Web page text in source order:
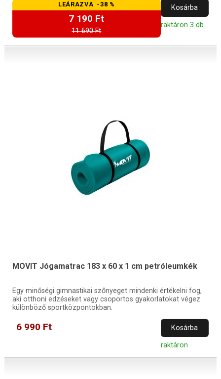
LEÁRAZVA -38 %
7 190 Ft
11 690 Ft
Kosárba
raktáron 3 db
MOVIT Jógamatrac 183 x 60 x 1 cm petróleumkék
Egy minőségi gimnastikai szőnyeget mindenki értékelni fog,
aki otthoni edzéseket vagy csoportos gyakorlatokat végez
különböző sportközpontokban.
6 990 Ft Kosárba
raktáron